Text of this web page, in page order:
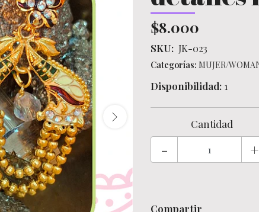
$8.000
SKU: JK-023
Categorías: MUJER/
Disponibilidad: 1
Cantidad
- +
Compartir